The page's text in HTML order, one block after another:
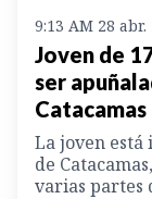
9:13 AM 28 abr.
Joven de
ser
Catacamas
La joven
de
varias partes